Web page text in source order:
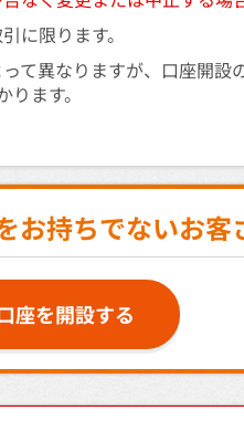
に限ります。
て異なりますが、口座開
ます。
お持ちでないお客
座を開設する